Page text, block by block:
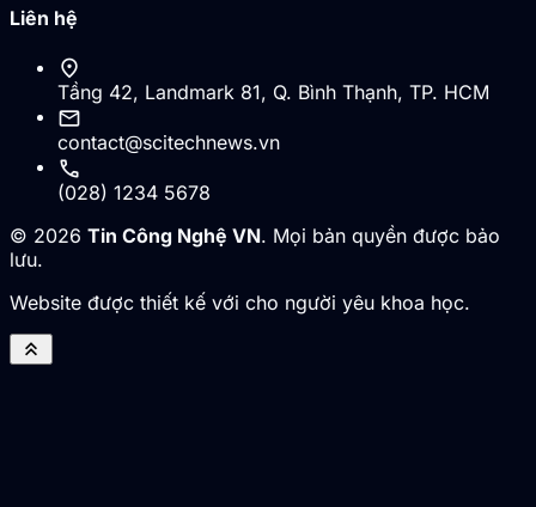
Liên hệ
location_on
Tầng 42, Landmark 81, Q. Bình Thạnh, TP. HCM
mail
contact@scitechnews.vn
call
(028) 1234 5678
© 2026 Tin Công Nghệ VN. Mọi bản quyền được bảo
lưu.
Website được thiết kế với cho người yêu khoa học.
keyboard_double_arrow_up